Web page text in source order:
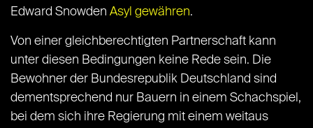
Edward Snowden Asyl gewähren.
Von einer gleichberechtigten Partnerschaft kann
unter diesen Bedingungen keine Rede sein. Die
Bewohner der Bundesrepublik Deutschland sind
dementsprechend nur Bauern in einem Schachspiel,
bei dem sich ihre Regierung mit einem weitaus